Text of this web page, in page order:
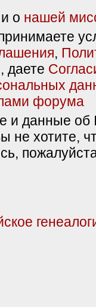
и о нашей
,
, даете
форума
и данные об
не хотите,